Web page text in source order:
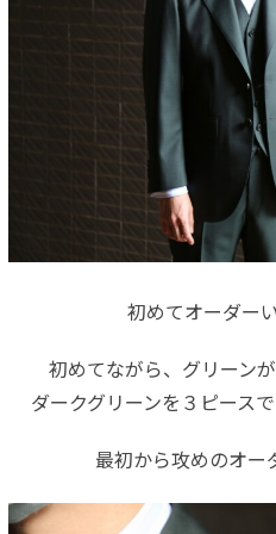
初めてオーダー
初めてながら、グリーン
ダークグリーンを３ピース
最初から攻めのオー